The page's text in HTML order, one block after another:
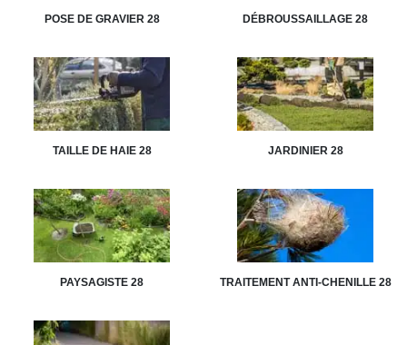
POSE DE GRAVIER 28 DÉBROUSSAILLAGE 28
TAILLE DE HAIE 28 JARDINIER 28
PAYSAGISTE 28 TRAITEMENT ANTI-CHENILLE 28